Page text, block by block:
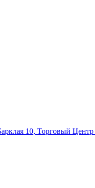
10, Торговый